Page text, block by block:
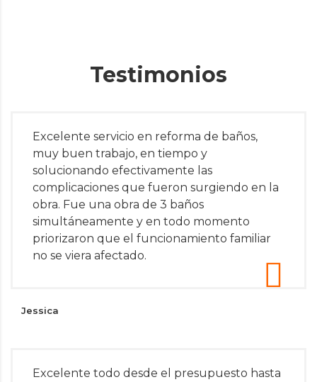
Testimonios
Excelente servicio en reforma de baños,
muy buen trabajo, en tiempo y
solucionando efectivamente las
complicaciones que fueron surgiendo en la
obra. Fue una obra de 3 baños
simultáneamente y en todo momento
priorizaron que el funcionamiento familiar
no se viera afectado.
Jessica
Excelente todo desde el presupuesto hasta